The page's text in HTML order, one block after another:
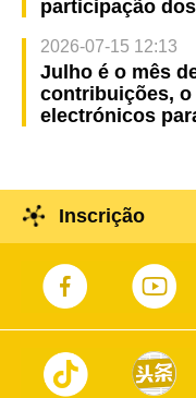
participação
2026-07-15 12:13
Julho é o mês
contribuições, o
electrónicos
Inscrição